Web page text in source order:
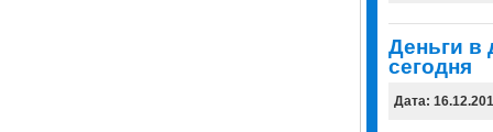
Деньги в
сегодня
Дата: